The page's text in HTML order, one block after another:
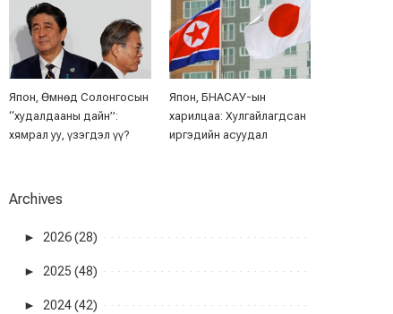
Япон, Өмнөд Солонгосын
“худалдааны дайн”:
хямрал уу, үзэгдэл үү?
Япон, БНАСАУ-ын
харилцаа: Хулгайлагдсан
иргэдийн асуудал
Archives
► 2026 (28)
► 2025 (48)
► 2024 (42)